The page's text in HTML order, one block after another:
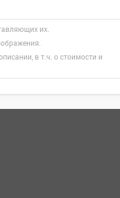
их.
в т.ч. о стоимости и